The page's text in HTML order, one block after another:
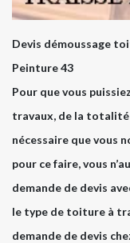
Devis démoussage
Peinture 43
Pour que vous
travaux, de la totalité
nécessaire que vous
pour ce faire, vous
demande de devis
le type de toiture à
demande de devis